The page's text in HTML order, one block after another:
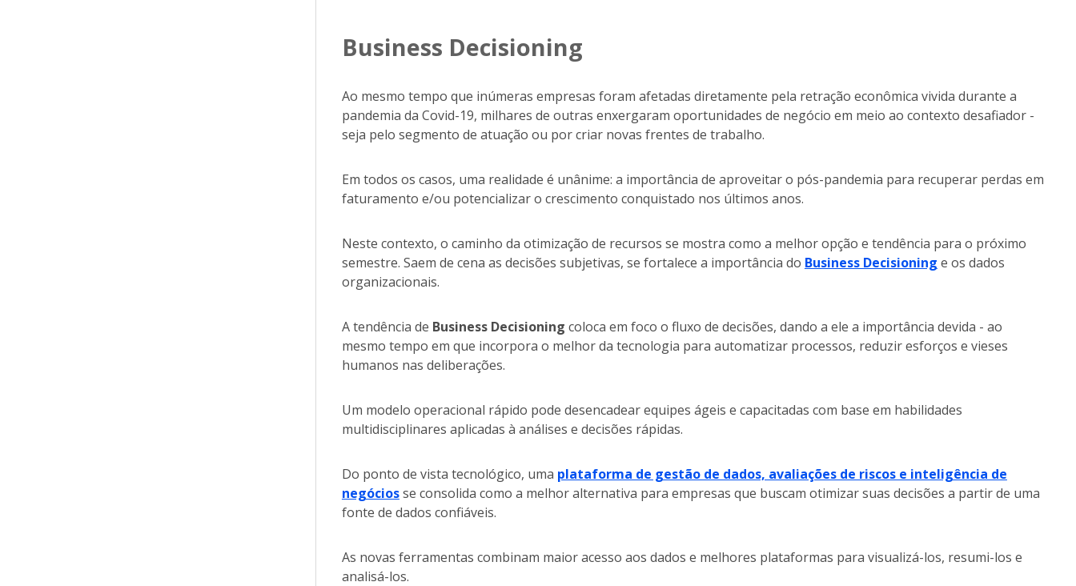
Business Decisioning
Ao mesmo tempo que inúmeras empresas foram afetadas diretamente pela retração econômica vivida durante a
pandemia da Covid-19, milhares de outras enxergaram oportunidades de negócio em meio ao contexto desafiador -
seja pelo segmento de atuação ou por criar novas frentes de trabalho.
Em todos os casos, uma realidade é unânime: a importância de aproveitar o pós-pandemia para recuperar perdas em
faturamento e/ou potencializar o crescimento conquistado nos últimos anos.
Neste contexto, o caminho da otimização de recursos se mostra como a melhor opção e tendência para o próximo
semestre. Saem de cena as decisões subjetivas, se fortalece a importância do Business Decisioning e os dados
organizacionais.
A tendência de Business Decisioning coloca em foco o fluxo de decisões, dando a ele a importância devida - ao
mesmo tempo em que incorpora o melhor da tecnologia para automatizar processos, reduzir esforços e vieses
humanos nas deliberações.
Um modelo operacional rápido pode desencadear equipes ágeis e capacitadas com base em habilidades
multidisciplinares aplicadas à análises e decisões rápidas.
Do ponto de vista tecnológico, uma plataforma de gestão de dados, avaliações de riscos e inteligência de
negóciosse consolida como a melhor alternativa para empresas que buscam otimizar suas decisões a partir de uma
fonte de dados confiáveis.
As novas ferramentas combinam maior acesso aos dados e melhores plataformas para visualizá-los, resumi-los e
analisá-los.